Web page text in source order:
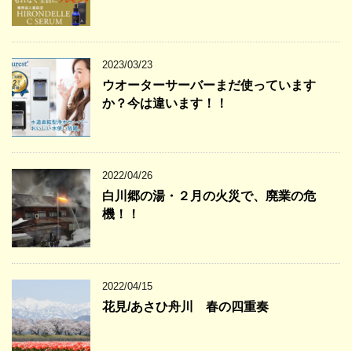
2023/03/23
ウオーターサーバーまだ使っています
か？今は違います！！
2022/04/26
白川郷の湯・２月の火災で、廃業の危
機！！
2022/04/15
花見/あさひ舟川 春の四重奏